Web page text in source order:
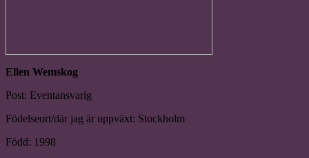
Ellen Wemskog
Post: Eventansvarig
Födelseort/där jag är uppväxt: Stockholm
Född: 1998